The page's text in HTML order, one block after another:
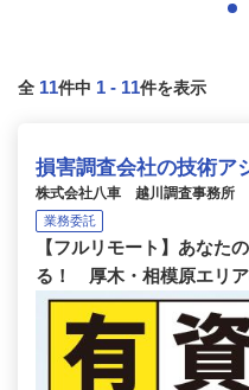
全 11件中 1 - 11件を表示
損害調査会社の技術ア
株式会社八車 越川調査事務所
業務委託
【フルリモート】あなた
る！ 厚木・相模原エリア